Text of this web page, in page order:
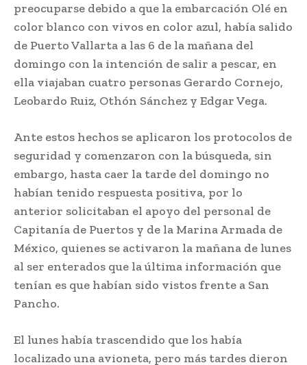
preocuparse debido a que la embarcación Olé en
color blanco con vivos en color azul, había salido
de Puerto Vallarta a las 6 de la mañana del
domingo con la intención de salir a pescar, en
ella viajaban cuatro personas Gerardo Cornejo,
Leobardo Ruiz, Othón Sánchez y Edgar Vega.
Ante estos hechos se aplicaron los protocolos de
seguridad y comenzaron con la búsqueda, sin
embargo, hasta caer la tarde del domingo no
habían tenido respuesta positiva, por lo
anterior solicitaban el apoyo del personal de
Capitanía de Puertos y de la Marina Armada de
México, quienes se activaron la mañana de lunes
al ser enterados que la última información que
tenían es que habían sido vistos frente a San
Pancho.
El lunes había trascendido que los había
localizado una avioneta, pero más tardes dieron